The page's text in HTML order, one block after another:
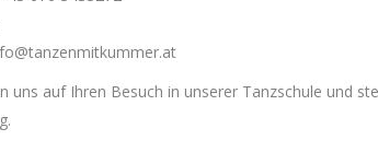
uns auf Ihren Besuch in unserer Tanzschule und